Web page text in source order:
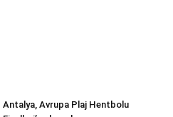
Antalya, Avrupa Plaj Hentbolu